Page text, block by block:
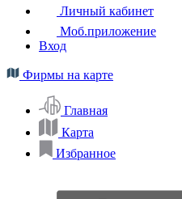
Личный кабинет
Моб.приложение
Вход
Фирмы на карте
Главная
Карта
Избранное